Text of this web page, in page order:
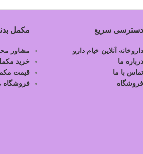
دسترسی سریع
داروخانه آنلاین خیام دارو
درباره ما
تماس با ما
فروشگاه
مکمل
مشاور
خرید
قیمت
فروشگاه